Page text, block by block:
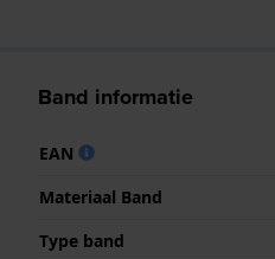
Band informatie
EAN
Materiaal Band
Type band